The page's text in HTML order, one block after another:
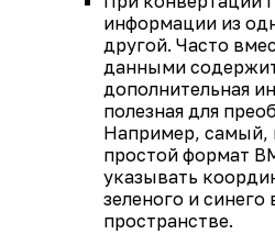
информации из
другой. Часто
данными
дополнительная
полезная для
Например, самый,
простой формат
указывать
зеленого и синего
пространстве.